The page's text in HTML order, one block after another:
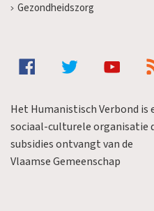
Gezondheidszorg
Het Humanistisch Verbond is
sociaal-culturele organisatie
subsidies ontvangt van de
Vlaamse Gemeenschap